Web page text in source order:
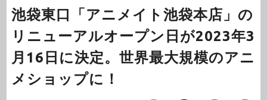
池袋東口「アニメイト池袋本店」の
リニューアルオープン日が2023年3
月16日に決定。世界最大規模のアニ
メショップに！